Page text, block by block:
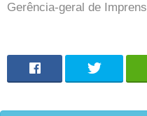
Gerência-geral de